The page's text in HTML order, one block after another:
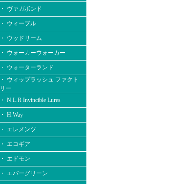
・ ヴァガボンド
・ ウィーブル
・ ウッドリーム
・ ウォーカーウォーカー
・ ウォーターランド
・ ウィップラッシュ ファクト
リー
・ N.L.R Invincible Lures
・ H.Way
・ エレメンツ
・ エコギア
・ エドモン
・ エバーグリーン